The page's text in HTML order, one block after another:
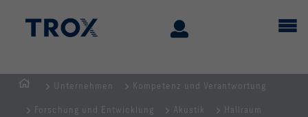
Unternehmen Kompetenz und Verantwortung
Forschung und Entwicklung Akustik Hallraum